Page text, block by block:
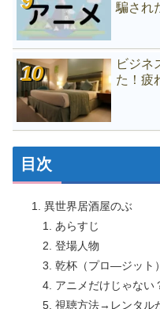
騙され
ビジネ
た！疲
目次
異世界居酒屋のぶ
あらすじ
登場人物
乾杯（プロ―ジット
アニメだけじゃない
視聴方法→レンタル